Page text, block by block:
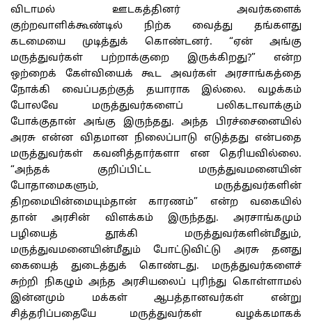
விடாமல் ஊடகத்தினர் அவர்களைக்
குற்றவாளிக்கூண்டில் நிற்க வைத்து தங்களது
கடமையை முடித்துக் கொண்டனர். “ஏன் அங்கு
மருத்துவர்கள் பற்றாக்குறை இருக்கிறது?” என்ற
ஒற்றைக் கேள்வியைக் கூட அவர்கள் அரசாங்கத்தை
நோக்கி வைப்பதற்குத் தயாராக இல்லை. வழக்கம்
போலவே மருத்துவர்களைப் பலிகடாவாக்கும்
போக்குதான் அங்கு இருந்தது. அந்த பிரச்சைனையில்
அரசு என்ன விதமான நிலைப்பாடு எடுத்தது என்பதை
மருத்துவர்கள் கவனித்தார்களா என தெரியவில்லை.
“அந்தக் குறிப்பிட்ட மருத்துவமனையின்
போதாமைகளும், மருத்துவர்களின்
திறமையின்மையும்தான் காரணம்” என்ற வகையில்
தான் அரசின் விளக்கம் இருந்தது. அரசாங்கமும்
பழியைத் தூக்கி மருத்துவர்களின்மீதும்,
மருத்துவமனையின்மீதும் போட்டுவிட்டு அரசு தனது
கையைத் துடைத்துக் கொண்டது. மருத்துவர்களைச்
சுற்றி நிகழும் அந்த அரசியலைப் புரிந்து கொள்ளாமல்
இன்னமும் மக்கள் ஆபத்தானவர்கள் என்று
சித்தரிப்பதையே மருத்துவர்கள் வழக்கமாகக்